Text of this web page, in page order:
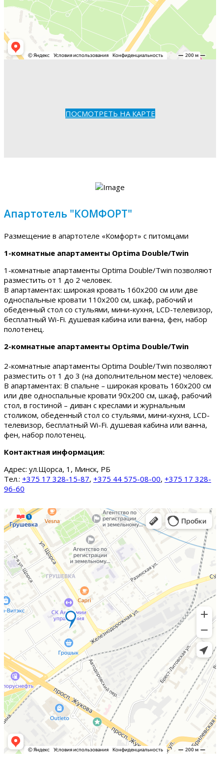
ПОСМОТРЕТЬ НА КАРТЕ
Апартотель "КОМФОРТ"
Размещение в апартотеле «Комфорт» с питомцами
1-комнатные апартаменты Optima Double/Twin
1-комнатные апартаменты Optima Double/Twin позволяют
разместить от 1 до 2 человек.
В апартаментах: широкая кровать 160х200 см или две
односпальные кровати 110х200 см, шкаф, рабочий и
обеденный стол со стульями, мини-кухня, LCD-телевизор,
бесплатный Wi-Fi. душевая кабина или ванна, фен, набор
полотенец.
2-комнатные апартаменты Optima Double/Twin
2-комнатные апартаменты Optima Double/Twin позволяют
разместить от 1 до 3 (на дополнительном месте) человек.
В апартаментах: В спальне – широкая кровать 160х200 см
или две односпальные кровати 90х200 см, шкаф, рабочий
стол, в гостиной – диван с креслами и журнальным
столиком, обеденный стол со стульями, мини-кухня, LCD-
телевизор, бесплатный Wi-Fi. душевая кабина или ванна,
фен, набор полотенец.
Контактная информация:
Адрес: ул.Щорса, 1, Минск, РБ
Тел.: +375 17 328-15-87, +375 44 575-08-00, +375 17 328-
96-60